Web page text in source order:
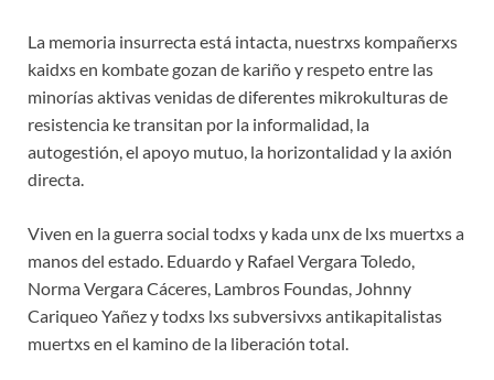
La memoria insurrecta está intacta, nuestrxs kompañerxs
kaidxs en kombate gozan de kariño y respeto entre las
minorías aktivas venidas de diferentes mikrokulturas de
resistencia ke transitan por la informalidad, la
autogestión, el apoyo mutuo, la horizontalidad y la axión
directa.
Viven en la guerra social todxs y kada unx de lxs muertxs a
manos del estado. Eduardo y Rafael Vergara Toledo,
Norma Vergara Cáceres, Lambros Foundas, Johnny
Cariqueo Yañez y todxs lxs subversivxs antikapitalistas
muertxs en el kamino de la liberación total.